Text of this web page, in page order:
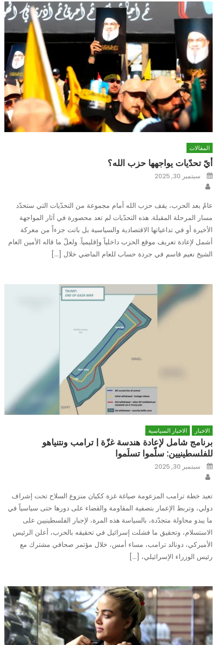
المقالات
أيّ تحدّيات يواجهها حزب الله؟
Posted
onسبتمبر 30, 2025
عامٌ بعد الحرب، يقف حزب الله أمام مجموعة من التحدّيات التي ستحدّد
مسار المرحلة المقبلة. هذه التحدّيات لم تعد محصورة في آثار المواجهة
الأخيرة أو في تداعياتها الاقتصادية والسياسية بل باتت جزءاً من معركة
أشمل لإعادة تعريف موقع الحزب داخلياً وإقليمياً. ولعلّ ما قاله الأمين العام
الشيخ نعيم قاسم في جردة حساب للعام الماضي خلال […]
الاخبار الاخبار السياسية
برنامج شامل لإعادة هندسة غزّة | ترامب ونتنياهو
للفلسطينيين: سلّموا تسلَموا
Posted
onسبتمبر 30, 2025
تعيد خطة ترامب المزعومة صياغة غزة ككيان منزوع السلاح تحت إشراف
دولي، وتربط الإعمار بتصفية المقاومة والقضاء على دورها حتى سياسياً في
ما يبدو محاولة متجدّدة، بالسياسة هذه المرة، لإجبار الفلسطينيين على
الاستسلام، وتحقيق ما فشلت إسرائيل في تحقيقه بالحرب، أعلن الرئيس
الأميركي، دونالد ترامب، مساء أمس، خلال مؤتمر صحافي مشترك مع
رئيس الوزراء الإسرائيلي، […]